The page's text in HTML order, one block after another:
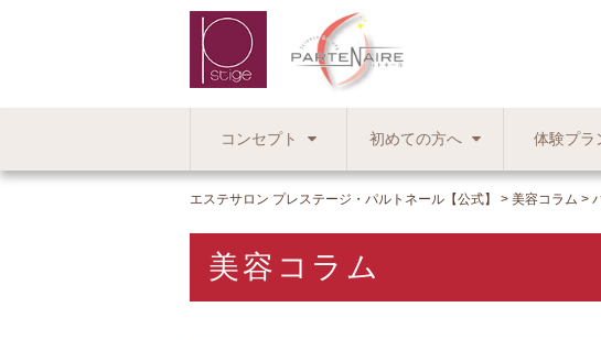
コンセプト 初めての方へ 体験プラ
エステサロン プレステージ・パルトネール【公式】 美容コラム
美容コラム